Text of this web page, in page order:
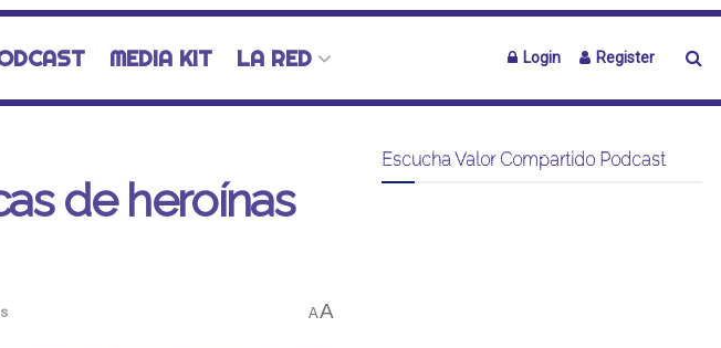
MEDIA KIT LA RED Login Register
de heroínas
AA
Escucha Valor Compartido Podcast